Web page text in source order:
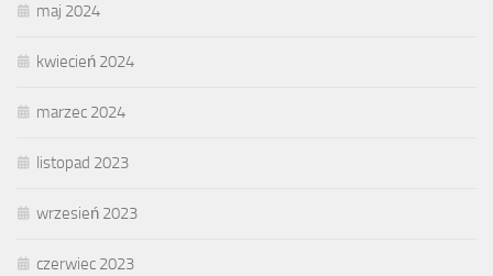
maj 2024
kwiecień 2024
marzec 2024
listopad 2023
wrzesień 2023
czerwiec 2023